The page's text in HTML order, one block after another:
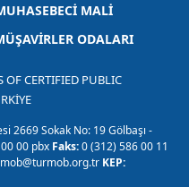
MALİ
ODALARI
CERTIFIED PUBLIC
2669 Sokak No: 19 Gölbaşı -
00 pbx Faks:0 (312) 586 00 11
KEP: